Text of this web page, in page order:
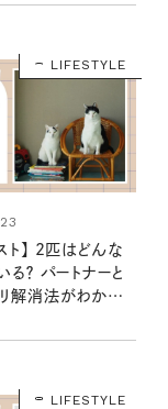
LIFESTYLE
ト】 2匹はどんな
る？ パートナーと
解消法がわかるニ
LIFESTYLE